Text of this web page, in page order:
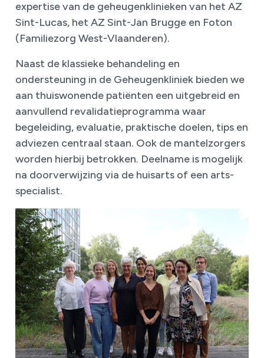
expertise van de geheugenklinieken van het AZ
Sint-Lucas, het AZ Sint-Jan Brugge en Foton
(Familiezorg West-Vlaanderen).
Naast de klassieke behandeling en
ondersteuning in de Geheugenkliniek bieden we
aan thuiswonende patiënten een uitgebreid en
aanvullend revalidatieprogramma waar
begeleiding, evaluatie, praktische doelen, tips en
adviezen centraal staan. Ook de mantelzorgers
worden hierbij betrokken. Deelname is mogelijk
na doorverwijzing via de huisarts of een arts-
specialist.